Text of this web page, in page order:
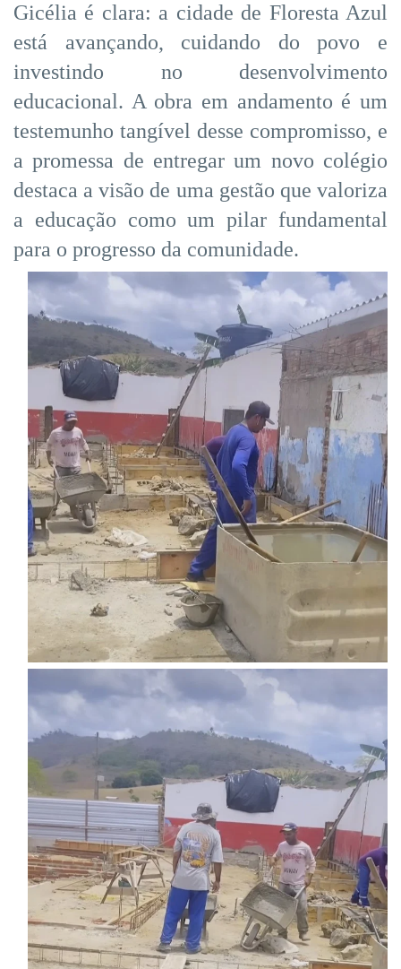
Gicélia é clara: a cidade de Floresta Azul
está avançando, cuidando do povo e
investindo no desenvolvimento
educacional. A obra em andamento é um
testemunho tangível desse compromisso, e
a promessa de entregar um novo colégio
destaca a visão de uma gestão que valoriza
a educação como um pilar fundamental
para o progresso da comunidade.